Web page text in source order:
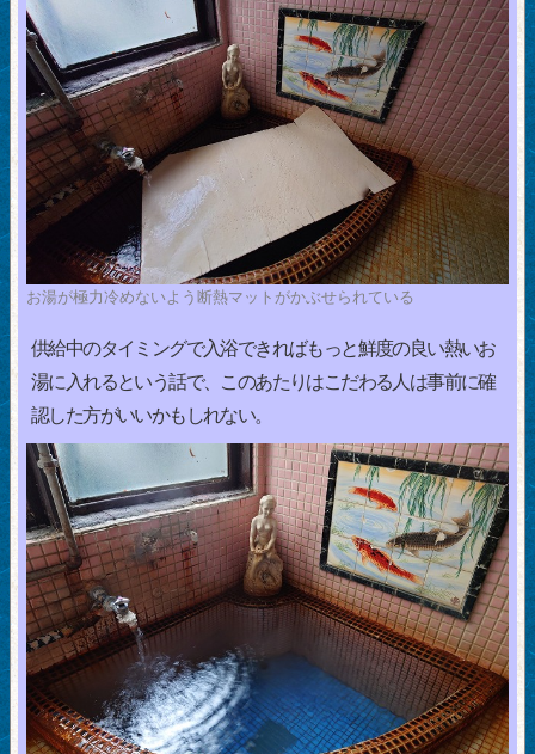
お湯が極力冷めないよう断熱マットがかぶせられている
供給中のタイミングで入浴できればもっと鮮度の良い熱いお
湯に入れるという話で、このあたりはこだわる人は事前に確
認した方がいいかもしれない。